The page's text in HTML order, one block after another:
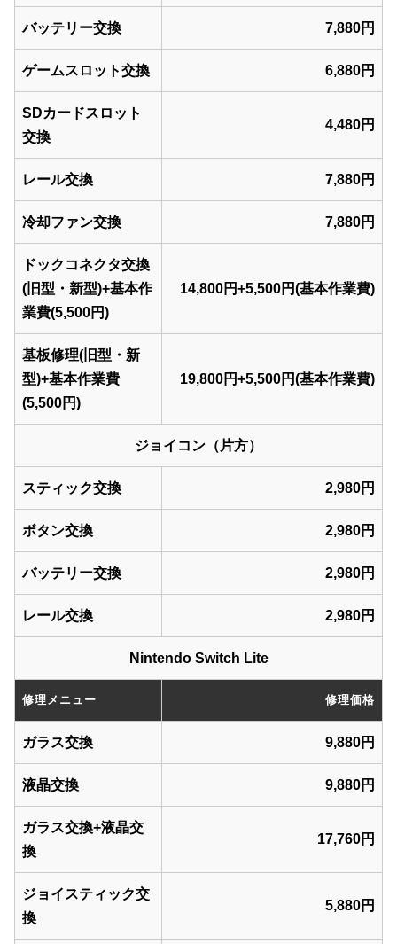
バッテリー交換 7,880円
ゲームスロット交換 6,880円
SDカードスロット
交換
4,480円
レール交換 7,880円
冷却ファン交換 7,880円
ドックコネクタ交換
(旧型・新型)+基本作
業費(5,500円)
14,800円+5,500円(基本作業費)
基板修理(旧型・新
型)+基本作業費
(5,500円)
19,800円+5,500円(基本作業費)
ジョイコン（片方）
スティック交換 2,980円
ボタン交換 2,980円
バッテリー交換 2,980円
レール交換 2,980円
Nintendo Switch Lite
修理メニュー 修理価格
ガラス交換 9,880円
液晶交換 9,880円
ガラス交換+液晶交
換
17,760円
ジョイスティック交
換
5,880円